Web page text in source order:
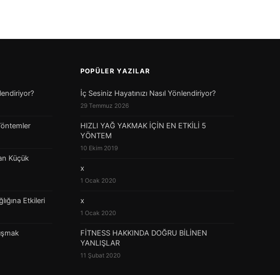
Küçük
Etkileri
POPÜLER YAZILAR
İç Sesiniz Hayatınızı Nasıl Yönlendiriyor?
29 Temmuz 2026
HIZLI YAĞ YAKMAK İÇİN EN ETKİLİ 5
YÖNTEM
10 Ekim 2019
x
1 Ocak 2020
x
1 Ocak 2020
FİTNESS HAKKINDA DOĞRU BİLİNEN
YANLIŞLAR
11 Şubat 2020